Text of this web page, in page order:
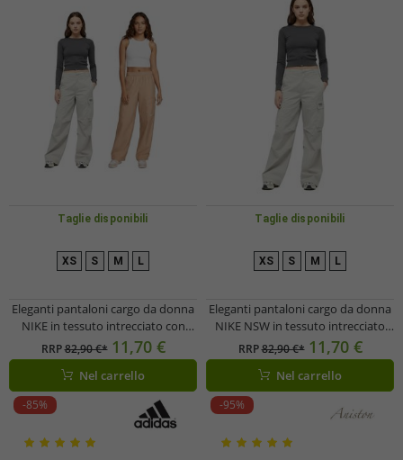
Taglie disponibili
XS S M L
Eleganti pantaloni cargo da donna
NIKE in tessuto intrecciato con
tasche applicate, pantaloni casual
in grigio chiaro o beige
RRP82,90 €* 11,70 €
Nel carrello
Taglie disponibili
XS S M L
Eleganti pantaloni cargo da donna
NIKE NSW in tessuto intrecciato
con tasche applicate, in cotone,
modello HM4322-014, grigio chiaro
RRP82,90 €* 11,70 €
Nel carrello
-85% -95%